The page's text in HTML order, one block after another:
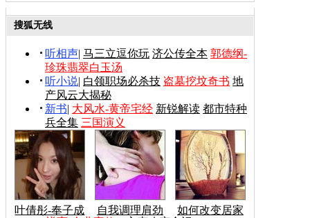
搜狐无线
听相声| 马三立逗你玩 济公传全本 郭德纲-
珍珠翡翠白玉汤
听小说| 白领职场必杀技 盗墓挖坟奇书 地
产风云大揭秘
新书| 大风水-黄帝宅经 新锐解读 都市特种
兵全集 三国演义
叶倩彤-奉子成 自我调理肩劲
如何改变居家